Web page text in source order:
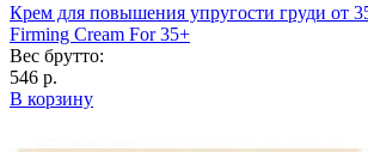
Крем для повышения упругости груди от
Firming Cream For 35+
Вес брутто:
546 р.
В корзину